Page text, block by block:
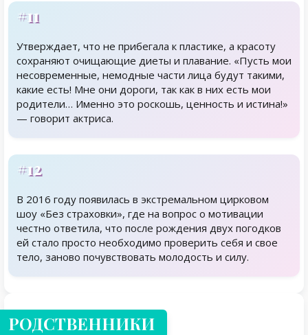
#11
Утверждает, что не прибегала к пластике, а красоту
сохраняют очищающие диеты и плавание. «Пусть мои
несовременные, немодные части лица будут такими,
какие есть! Мне они дороги, так как в них есть мои
родители… Именно это роскошь, ценность и истина!»
— говорит актриса.
#12
В 2016 году появилась в экстремальном цирковом
шоу «Без страховки», где на вопрос о мотивации
честно ответила, что после рождения двух погодков
ей стало просто необходимо проверить себя и свое
тело, заново почувствовать молодость и силу.
Родственники
РОДСТВЕННИКИ